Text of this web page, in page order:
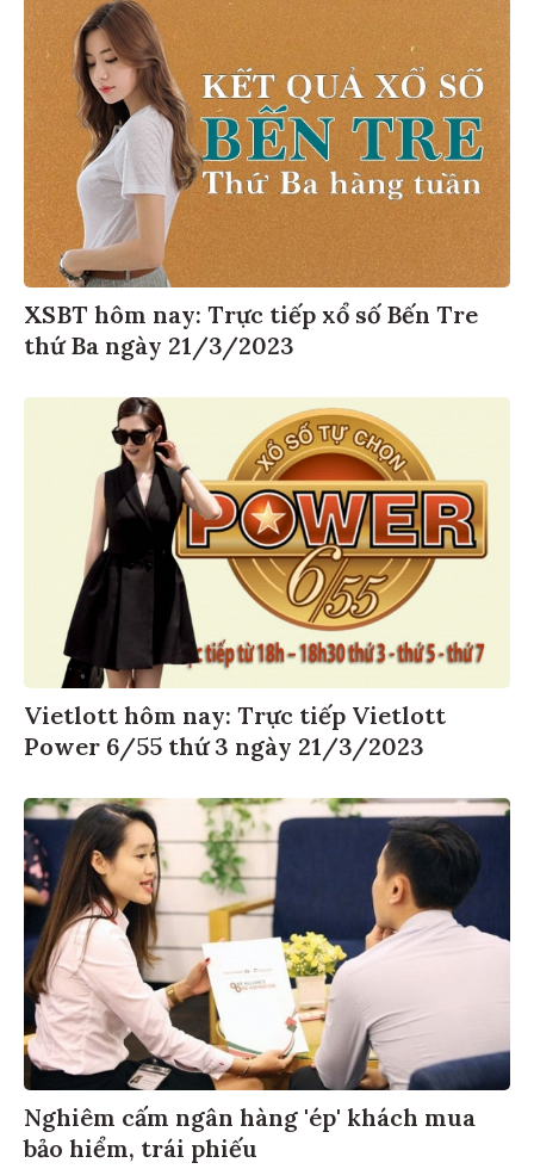
XSBT hôm nay: Trực tiếp xổ số Bến Tre
thứ Ba ngày 21/3/2023
Vietlott hôm nay: Trực tiếp Vietlott
Power 6/55 thứ 3 ngày 21/3/2023
Nghiêm cấm ngân hàng 'ép' khách mua
bảo hiểm, trái phiếu